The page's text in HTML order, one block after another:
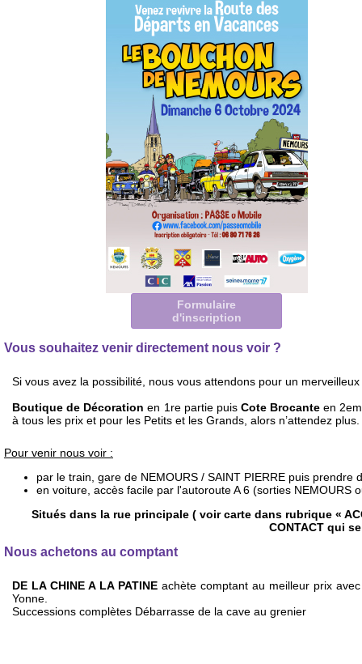
Formulaire
d'inscription
Vous souhaitez venir directement nous voir ?
Si vous avez la possibilité, nous vous attendons pour un
Boutique de Décoration en 1re partie puisCote Brocante en
à tous les prix et pour les Petits et les Grands, alors n’attendez plus.
Pour venir nous voir :
par le train, gare de NEMOURS / SAINT PIERRE puis
en voiture, accès facile par l'autoroute A 6 (sorties NEMOURS
Situés dans la rue principale ( voir carte dans rubrique «
CONTACT qui
Nous achetons au comptant
DE LA CHINE A LA PATINE achète comptant au meilleur prix
Yonne.
Successions complètes Débarrasse de la cave au grenier